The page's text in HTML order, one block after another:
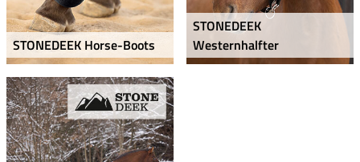
STONEDEEK Horse-Boots
STONEDEEK
Westernhalfter